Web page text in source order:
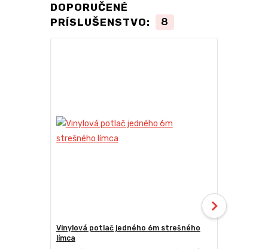
DOPORUČENÉ
PRÍSLUŠENSTVO:
8
Vinylová potlač jedného 6m strešného
límca